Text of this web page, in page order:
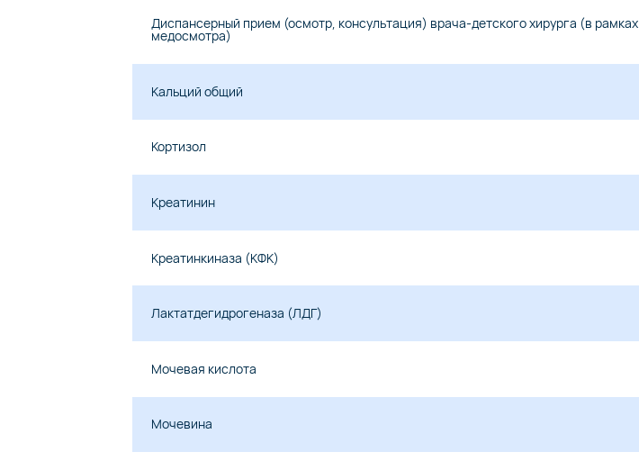
Диспансерный прием (осмотр, консультация) врача-детского хирурга (в рамках
медосмотра)
Кальций общий
Кортизол
Креатинин
Креатинкиназа (КФК)
Лактатдегидрогеназа (ЛДГ)
Мочевая кислота
Мочевина